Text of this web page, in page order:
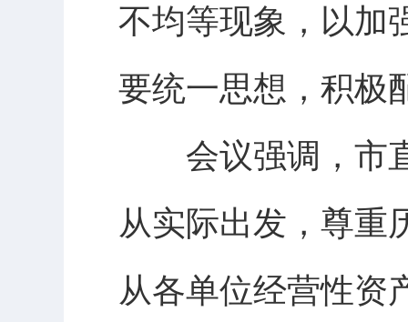
不均等现象，以加
要统一思想，积极
会议强调，市
从实际出发，尊重
从各单位经营性资